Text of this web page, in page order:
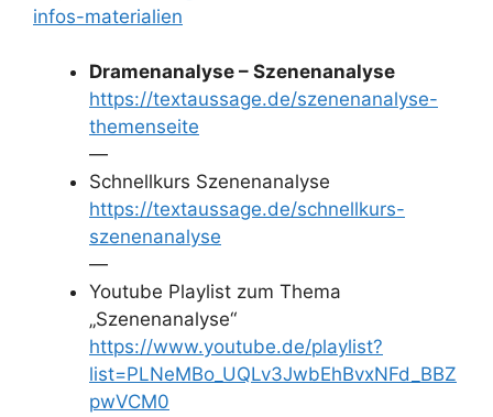
infos-materialien
Dramenanalyse – Szenenanalyse
https://textaussage.de/szenenanalyse-
themenseite
—
Schnellkurs Szenenanalyse
https://textaussage.de/schnellkurs-
szenenanalyse
—
Youtube Playlist zum Thema
„Szenenanalyse“
https://www.youtube.de/playlist?
list=PLNeMBo_UQLv3JwbEhBvxNFd_BBZ
pwVCM0